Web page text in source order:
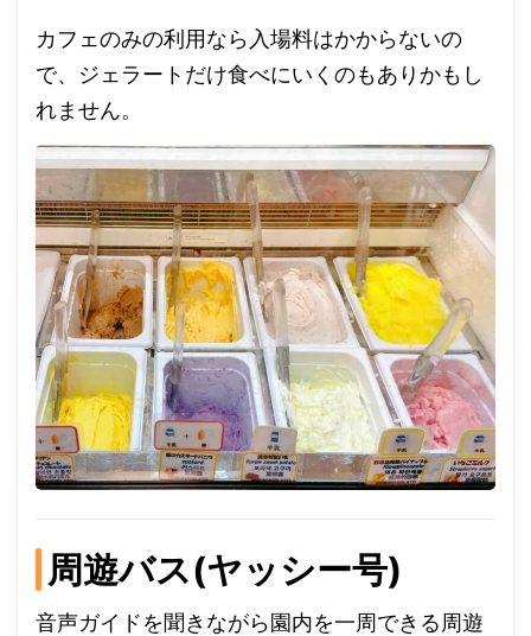
カフェのみの利用なら入場料はかからないの
で、ジェラートだけ食べにいくのもありかもし
れません。
周遊バス(ヤッシー号)
音声ガイドを聞きながら園内を一周できる周遊